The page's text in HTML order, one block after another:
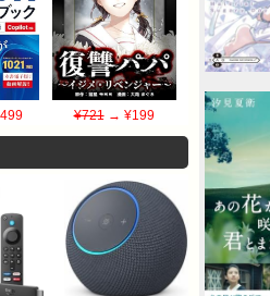
¥721→ ¥199